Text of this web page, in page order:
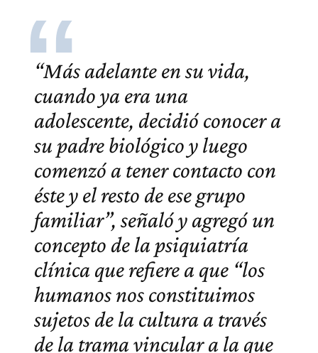
“Más adelante en su vida,
cuando ya era una
adolescente, decidió conocer a
su padre biológico y luego
comenzó a tener contacto con
éste y el resto de ese grupo
familiar”, señaló y agregó un
concepto de la psiquiatría
clínica que refiere a que “los
humanos nos constituimos
sujetos de la cultura a través
de la trama vincular a la que